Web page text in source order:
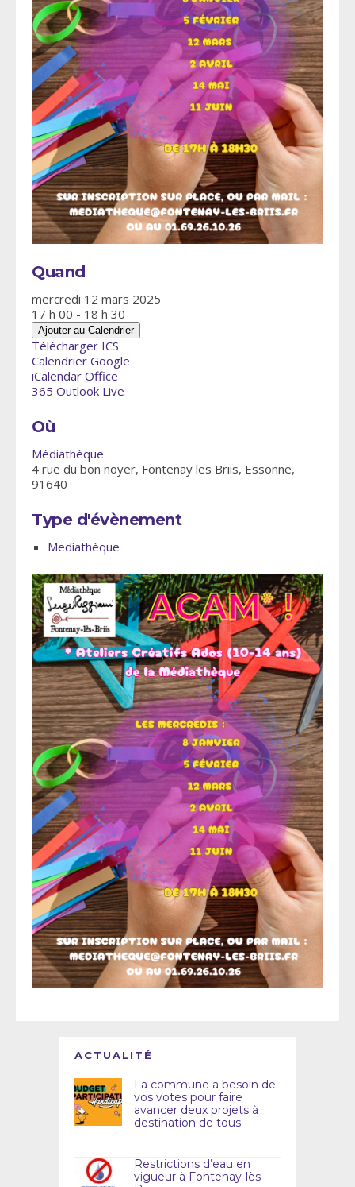
Quand
mercredi 12 mars 2025
17 h 00 - 18 h 30
Ajouter au Calendrier
Télécharger ICS
Calendrier Google
iCalendar Office
365 Outlook Live
Où
Médiathèque
4 rue du bon noyer, Fontenay les Briis, Essonne,
91640
Type d'évènement
Mediathèque
ACTUALITÉ
La commune a besoin de
vos votes pour faire
avancer deux projets à
destination de tous
Restrictions d’eau en
vigueur à Fontenay-lès-